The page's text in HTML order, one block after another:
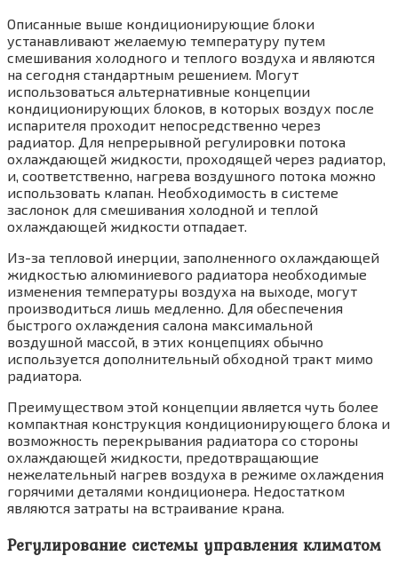
Описанные выше кондиционирующие блоки
устанавливают желаемую температуру путем
смешивания холодного и теплого воздуха и являются
на сегодня стандартным реше­нием. Могут
использоваться альтернативные концепции
кондиционирующих блоков, в которых воздух после
испарителя проходит непосредственно через
радиатор. Для непре­рывной регулировки потока
охлаждающей жидкости, проходящей через радиатор,
и, соответственно, нагрева воздушного потока можно
использовать клапан. Необходимость в системе
заслонок для смешивания холодной и теплой
охлаждающей жидкости отпадает.
Из-за тепловой инерции, заполненного охлаждающей
жидкостью алюминиевого радиатора необходимые
изменения темпера­туры воздуха на выходе, могут
производиться лишь медленно. Для обеспечения
быстрого охлаждения салона максимальной
воздушной массой, в этих концепциях обычно
использу­ется дополнительный обходной тракт мимо
радиатора.
Преимуществом этой концепции является чуть более
компактная конструкция конди­ционирующего блока и
возможность перекры­вания радиатора со стороны
охлаждающей жидкости, предотвращающие
нежелательный нагрев воздуха в режиме охлаждения
горя­чими деталями кондиционера. Недостатком
являются затраты на встраивание крана.
Регулирование системы управления климатом